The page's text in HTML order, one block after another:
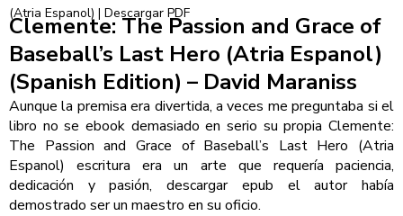
(Atria Espanol) | Descargar PDF
Clemente: The Passion and Grace of
Baseball’s Last Hero (Atria Espanol)
(Spanish Edition) – David Maraniss
Aunque la premisa era divertida, a veces me preguntaba si el
libro no se ebook demasiado en serio su propia Clemente:
The Passion and Grace of Baseball’s Last Hero (Atria
Espanol) escritura era un arte que requería paciencia,
dedicación y pasión, descargar epub el autor había
demostrado ser un maestro en su oficio.